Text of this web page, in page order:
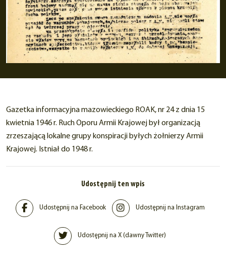
Gazetka informacyjna mazowieckiego ROAK, nr 24 z dnia 15
kwietnia 1946 r. Ruch Oporu Armii Krajowej był organizacją
zrzeszającą lokalne grupy konspiracji byłych żołnierzy Armii
Krajowej. Istniał do 1948 r.
Udostępnij ten wpis
Udostępnij na Facebook Udostępnij na Instagram
Udostępnij na X (dawny Twitter)